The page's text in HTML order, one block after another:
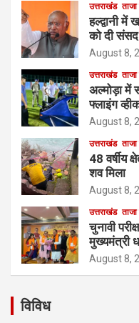
उत्तराखंड
हल्द्वानी
को दी
August 8,
उत्तराखंड
अल्मोड़ा में
फ्लाइंग
August 8,
उत्तराखंड
48 वर्षीय
शव मिला
August 8,
उत्तराखंड
चुनावी
मुख्यमंत्री
August 8,
विविध